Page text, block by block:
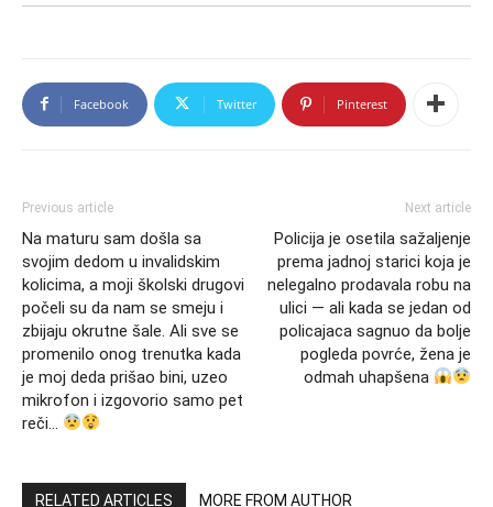
Facebook Twitter Pinterest
Previous article
Na maturu sam došla sa
svojim dedom u invalidskim
kolicima, a moji školski drugovi
počeli su da nam se smeju i
zbijaju okrutne šale. Ali sve se
promenilo onog trenutka kada
je moj deda prišao bini, uzeo
mikrofon i izgovorio samo pet
reči…
Next article
Policija je osetila sažaljenje
prema jadnoj starici koja je
nelegalno prodavala robu na
ulici — ali kada se jedan od
policajaca sagnuo da bolje
pogleda povrće, žena je
odmah uhapšena
RELATED ARTICLES MORE FROM AUTHOR